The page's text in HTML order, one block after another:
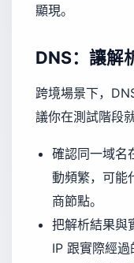
顯現。
DNS：讓解
跨境場景下，
議你在測試階段
確認同一域名
動頻繁，可能
商節點。
把解析結果與
IP 跟實際經過